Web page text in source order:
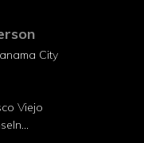
City
Viejo